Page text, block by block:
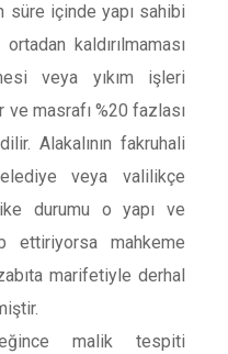
içinde yapı sahibi
kaldırılmaması
veya yıkım işleri
ve masrafı %20 fazlası
Alakalının fakruhali
veya valilikçe
durumu o yapı ve
ettiriyorsa mahkeme
marifetiyle derhal
malik tespiti